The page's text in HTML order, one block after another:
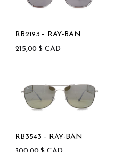
RB2193 – RAY-BAN
215,00 $ CAD
RB3543 – RAY-BAN